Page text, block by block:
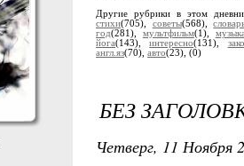
Другие рубрики в этом
стихи(705), советы(568),
год(281), мультфильм(1),
йога(143),интересно(131),
англ.яз(70), авто(23), (0)
БЕЗ
Четверг, 11 Ноября